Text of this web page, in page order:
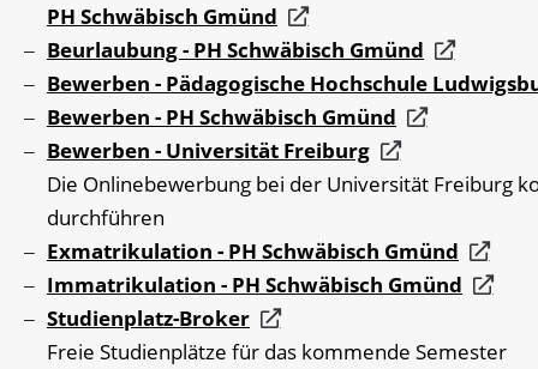
PH Schwäbisch Gmünd
Beurlaubung - PH Schwäbisch Gmünd
Bewerben - Pädagogische Hochschule
Bewerben - PH Schwäbisch Gmünd
Bewerben - Universität Freiburg
Die Onlinebewerbung bei der Universität Freiburg
durchführen
Exmatrikulation - PH Schwäbisch Gmünd
Immatrikulation - PH Schwäbisch Gmünd
Studienplatz-Broker
Freie Studienplätze für das kommende Semester